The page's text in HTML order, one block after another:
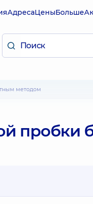
АдресаЦеныБольше
методом
пробки